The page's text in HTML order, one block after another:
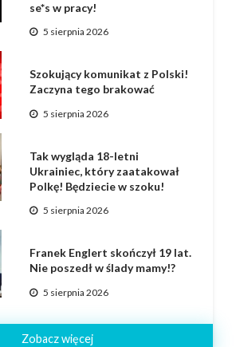
se*s w pracy!
5 sierpnia 2026
Szokujący komunikat z Polski!
Zaczyna tego brakować
5 sierpnia 2026
Tak wygląda 18-letni
Ukrainiec, który zaatakował
Polkę! Będziecie w szoku!
5 sierpnia 2026
Franek Englert skończył 19 lat.
Nie poszedł w ślady mamy!?
5 sierpnia 2026
Zobacz więcej